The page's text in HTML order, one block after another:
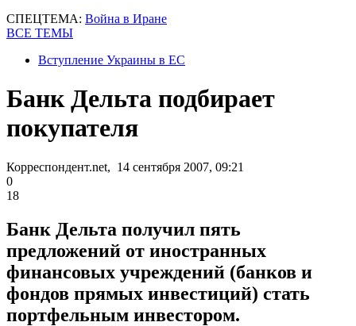
СПЕЦТЕМА: Война в Иране
ВСЕ ТЕМЫ
Вступление Украины в ЕС
Банк Дельта подбирает
покупателя
Корреспондент.net, 14 сентября 2007, 09:21
0
18
Банк Дельта получил пять
предложений от иностранных
финансовых учреждений (банков и
фондов прямых инвестиций) стать
портфельным инвестором.